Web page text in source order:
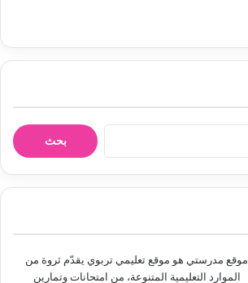
ن
موقع مدرستي هو موقع تعليمي تربوي يقدّم ثروة من
الموارد التعليمية المتنوعة، من امتحانات وتمارين